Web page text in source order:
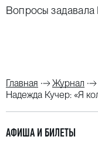
Вопросы
Главная
Журнал
Надежда Кучер: «Я
АФИША И БИЛЕТЫ